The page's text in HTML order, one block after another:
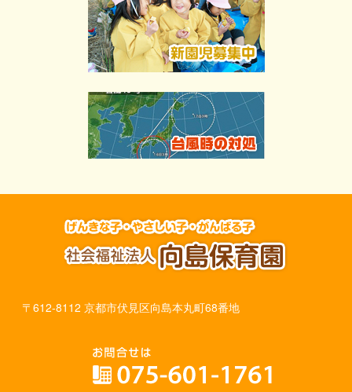
〒612-8112 京都市伏見区向島本丸町68番地